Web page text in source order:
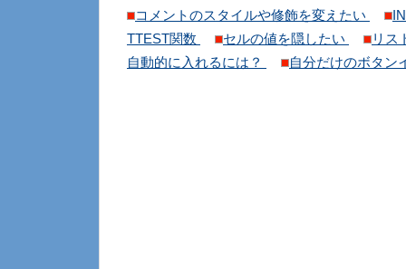
コメントのスタイルや修飾を変えたい
TTEST関数
セルの値を隠したい
リス
自動的に入れるには？
自分だけのボタン